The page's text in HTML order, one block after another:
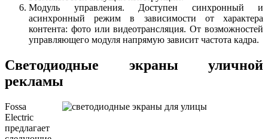
Модуль управления. Доступен синхронный и
асинхронный режим в зависимости от характера
контента: фото или видеотрансляция. От возможностей
управляющего модуля напрямую зависит частота кадра.
Светодиодные экраны уличной
рекламы
Fossa
Electric
предлагает